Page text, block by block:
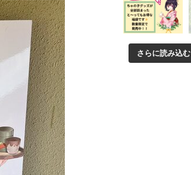
さらに読み込む